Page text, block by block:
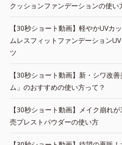
クッションファンデーションの使い
【30秒ショート動画】軽やかUVカ
ムレスフィットファンデーション
ツ
【30秒ショート動画】新・シワ改
ム」のおすすめの使い方って？
【30秒ショート動画】メイク崩れ
売プレストパウダーの使い方